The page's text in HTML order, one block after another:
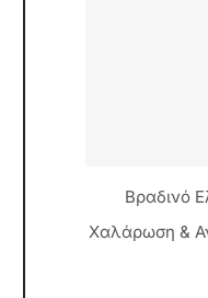
Βραδινό
Χαλάρωση &